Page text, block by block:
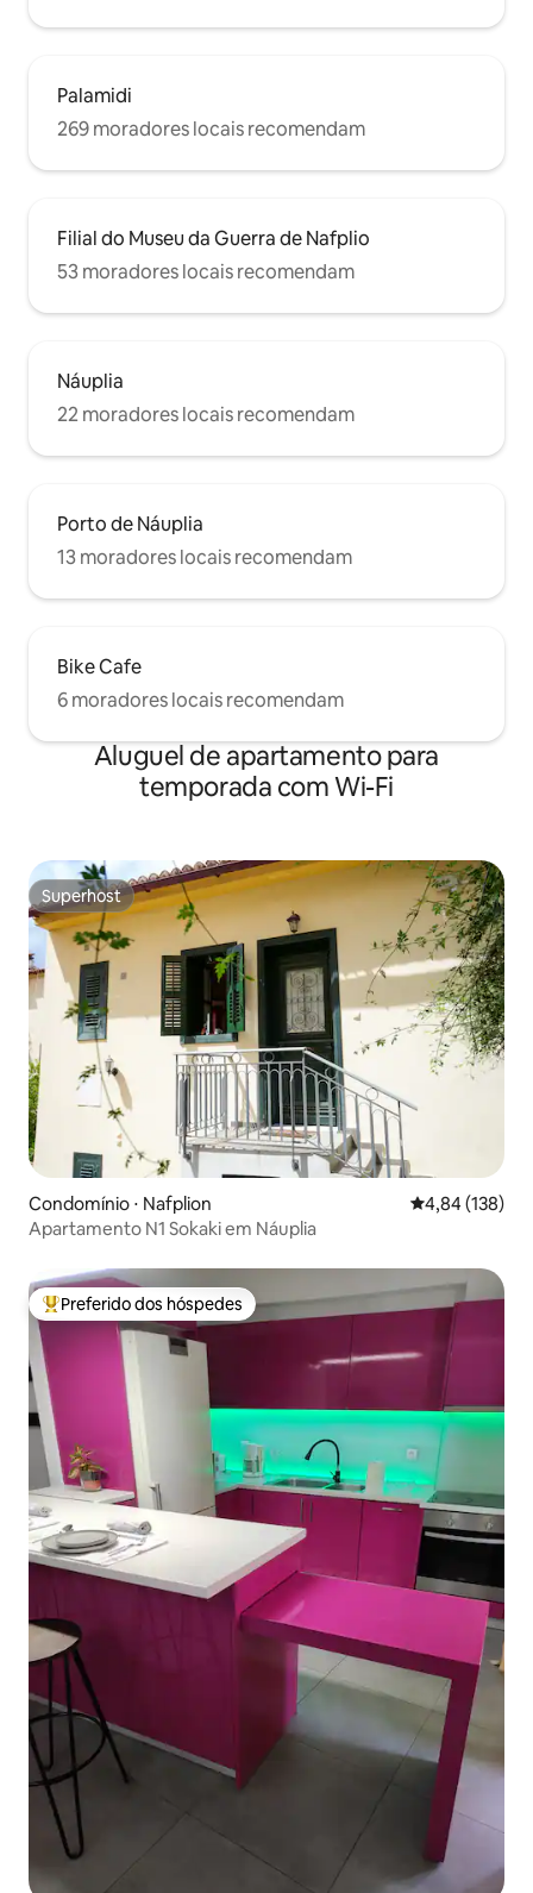
Palamidi
269 moradores locais recomendam
Filial do Museu da Guerra de Nafplio
53 moradores locais recomendam
Náuplia
22 moradores locais recomendam
Porto de Náuplia
13 moradores locais recomendam
Bike Cafe
6 moradores locais recomendam
Aluguel de apartamento para
temporada com Wi-Fi
Superhost
Superhost
Condomínio ⋅ Nafplion 4,84 de uma
4,84 (138)
Apartamento N1 Sokaki em Náuplia
Entre os melhores preferidos dos hóspedes
Preferido dos hóspedes